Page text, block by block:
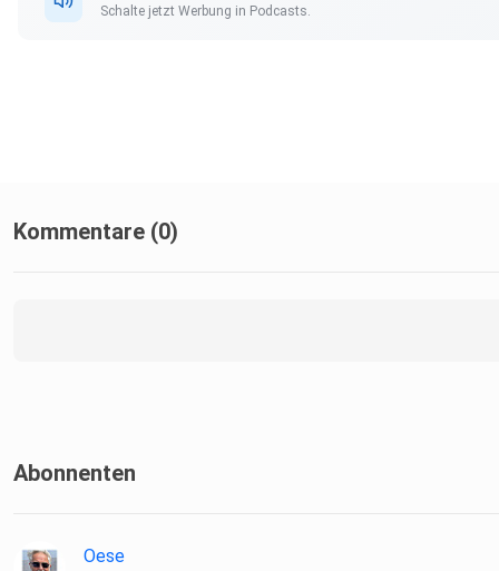
Schalte jetzt Werbung in Podcasts.
Kommentare (0)
Abonnenten
Oese